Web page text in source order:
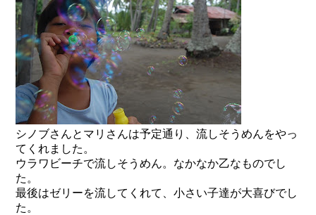
シノブさんとマリさんは予定通り、流しそうめんをやっ
てくれました。
ウラワビーチで流しそうめん。なかなか乙なものでし
た。
最後はゼリーを流してくれて、小さい子達が大喜びでし
た。